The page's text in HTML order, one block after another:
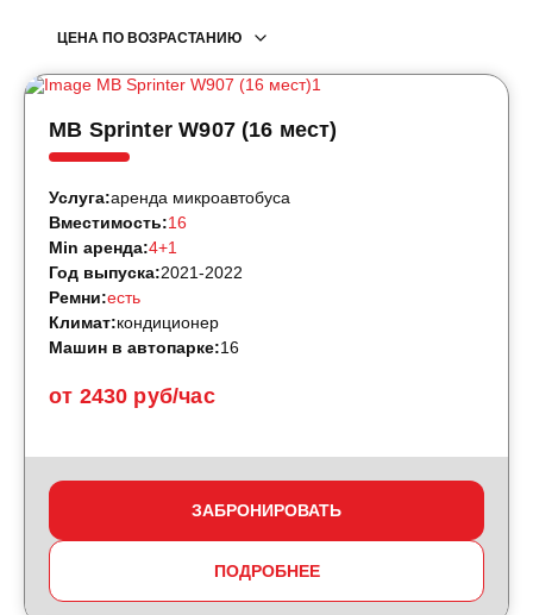
ЦЕНА ПО ВОЗРАСТАНИЮ
MB Sprinter W907 (16 мест)
от 2430 руб/час
Услуга:аренда микроавтобуса
Вместимость:16
Min аренда:4+1
Год выпуска:2021-2022
Ремни:есть
Климат:кондиционер
Машин в автопарке:16
ЗАБРОНИРОВАТЬ
ПОДРОБНЕЕ